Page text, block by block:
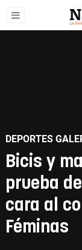
DEPORTES
Bicis y
prueba
cara al
Féminas